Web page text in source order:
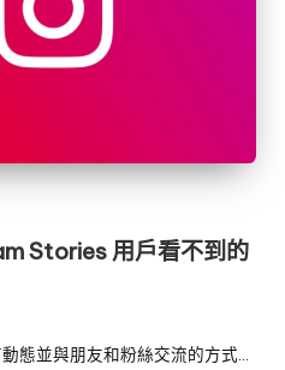
Stories 用戶看不到的
態並與朋友和粉絲交流的方式…